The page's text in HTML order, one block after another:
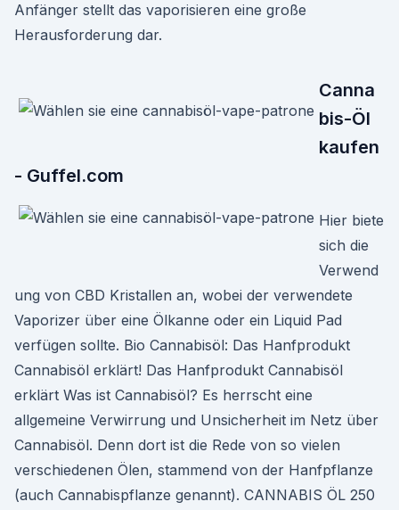
Anfänger stellt das vaporisieren eine große
Herausforderung dar.
Canna
bis-Öl
kaufen
- Guffel.com
Hier biete
sich die
Verwend
ung von CBD Kristallen an, wobei der verwendete
Vaporizer über eine Ölkanne oder ein Liquid Pad
verfügen sollte. Bio Cannabisöl: Das Hanfprodukt
Cannabisöl erklärt! Das Hanfprodukt Cannabisöl
erklärt Was ist Cannabisöl? Es herrscht eine
allgemeine Verwirrung und Unsicherheit im Netz über
Cannabisöl. Denn dort ist die Rede von so vielen
verschiedenen Ölen, stammend von der Hanfpflanze
(auch Cannabispflanze genannt). CANNABIS ÖL 250